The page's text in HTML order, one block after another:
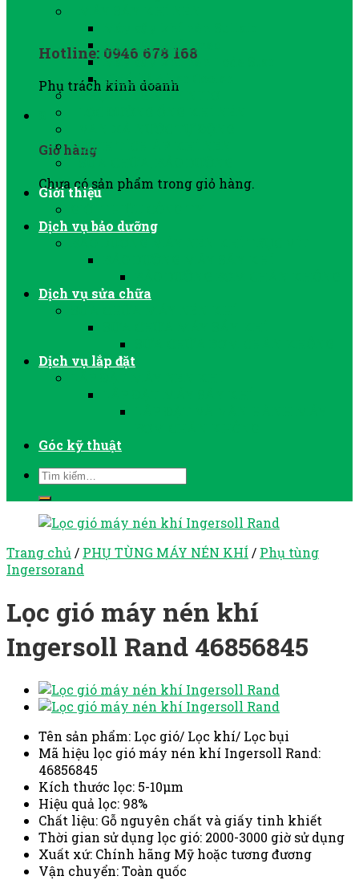
Hotline: 0946 678 168
Phụ trách kinh doanh
Giỏ hàng
Chưa có sản phẩm trong giỏ hàng.
Máy sấy khí Jmec
Máy sấy khí nén Lode Star
Thiết bị After Cooler
PHỤ TÙNG MÁY NITƠ
BÌNH TÍCH ÁP KHÍ NÉN
SỬA CHỮA, BẢO DƯỠNG
Giới thiệu
Dịch vụ bảo dưỡng
Dịch vụ sửa chữa
Dịch vụ lắp đặt
Góc kỹ thuật
Trang chủ / PHỤ TÙNG MÁY NÉN KHÍ / Phụ tùng
Ingersorand
Lọc gió máy nén khí
Ingersoll Rand 46856845
Tên sản phẩm: Lọc gió/ Lọc khí/ Lọc bụi
Mã hiệu lọc gió máy nén khí Ingersoll Rand:
46856845
Kích thước lọc: 5-10μm
Hiệu quả lọc: 98%
Chất liệu: Gỗ nguyên chất và giấy tinh khiết
Thời gian sử dụng lọc gió: 2000-3000 giờ sử dụng
Xuất xứ: Chính hãng Mỹ hoặc tương đương
Vận chuyển: Toàn quốc